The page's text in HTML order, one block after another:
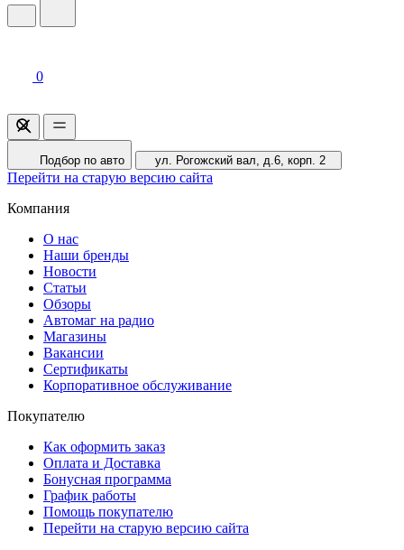
0
Подбор по авто ул. Рогожский вал, д.6, корп. 2
Перейти на старую версию сайта
Компания
О нас
Наши бренды
Новости
Статьи
Обзоры
Автомаг на радио
Магазины
Вакансии
Сертификаты
Корпоративное обслуживание
Покупателю
Как оформить заказ
Оплата и Доставка
Бонусная программа
График работы
Помощь покупателю
Перейти на старую версию сайта